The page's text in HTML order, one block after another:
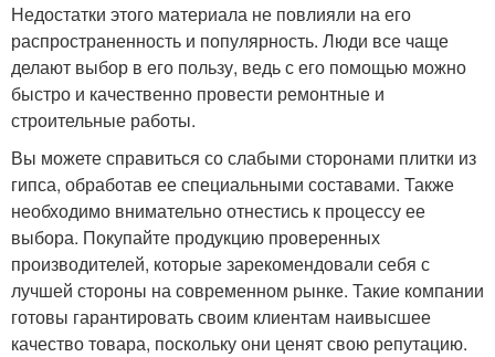
Недостатки этого материала не повлияли на его
распространенность и популярность. Люди все чаще
делают выбор в его пользу, ведь с его помощью можно
быстро и качественно провести ремонтные и
строительные работы.
Вы можете справиться со слабыми сторонами плитки из
гипса, обработав ее специальными составами. Также
необходимо внимательно отнестись к процессу ее
выбора. Покупайте продукцию проверенных
производителей, которые зарекомендовали себя с
лучшей стороны на современном рынке. Такие компании
готовы гарантировать своим клиентам наивысшее
качество товара, поскольку они ценят свою репутацию.